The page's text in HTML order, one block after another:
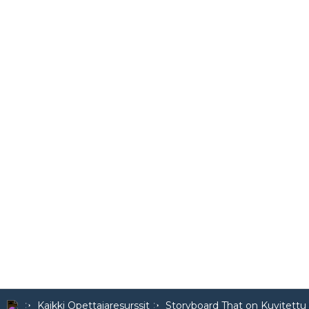
Kaikki Opettajaresurssit Storyboard That on Kuvitettu